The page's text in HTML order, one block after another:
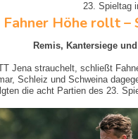
23. Spieltag
Fahner Höhe rollt –
Remis, Kantersiege
Jena strauchelt, schließt
Schleiz und Schweina
die acht Partien des 23.